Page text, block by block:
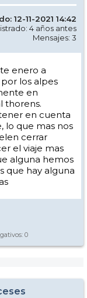
12-11-2021 14:42
4 años antes
Mensajes: 3
enero a
por los alpes
en
thorens.
en cuenta
lo que mas nos
cerrar
el viaje mas
alguna hemos
que hay alguna
0